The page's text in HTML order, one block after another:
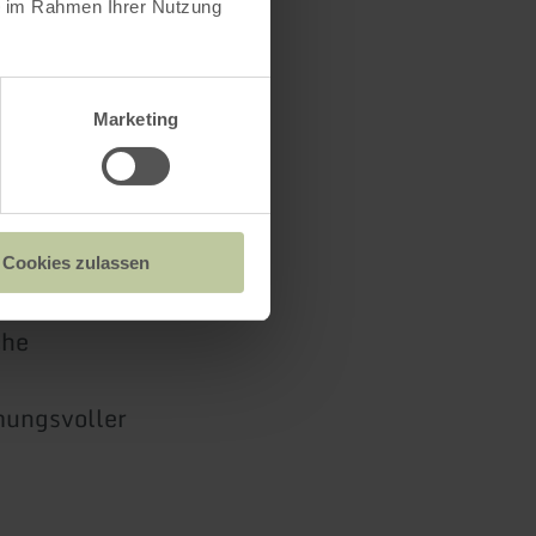
Rahmen Ihrer Nutzung
Marketing
Cookies zulassen
als
Selbst
Schloss,
Glanz.